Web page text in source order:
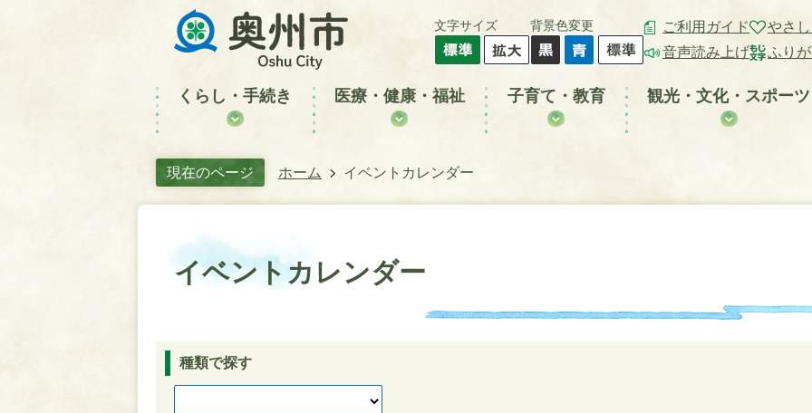
文字サイズ 背景色変更
ご利用ガイド
音声読み上げ
やさ
ふり
くらし・手続き 医療・健康・福祉 子育て・教育 観光・文化・スポーツ
現在のページ ホーム イベントカレンダー
イベントカレンダー
種類で探す